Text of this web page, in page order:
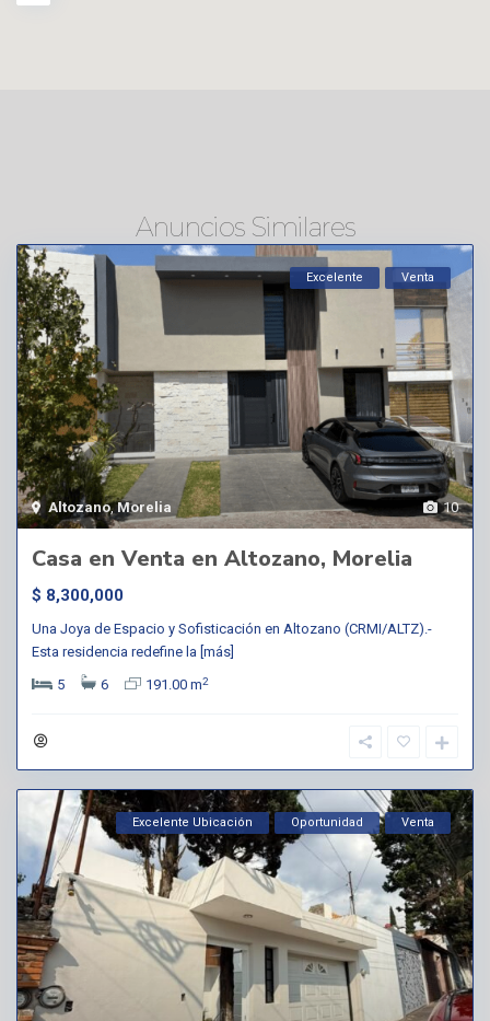
Anuncios Similares
10
Altozano,Morelia
Excelente Venta
Casa en Venta en Altozano, Morelia
$ 8,300,000
Una Joya de Espacio y Sofisticación en Altozano (CRMI/ALTZ).-
Esta residencia redefine la [más]
5
6 191.00 m2
Excelente Ubicación Oportunidad Venta